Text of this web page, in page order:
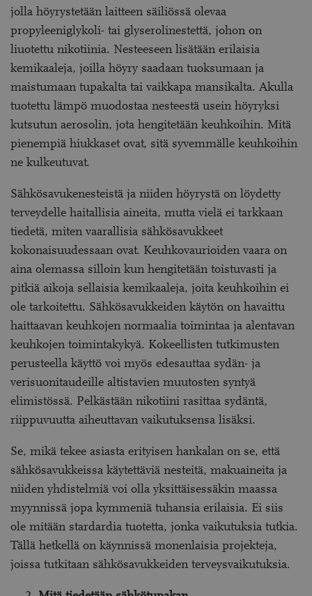
jolla höyrystetään laitteen säiliössä olevaa
propyleeniglykoli- tai glyserolinestettä, johon on
liuotettu nikotiinia. Nesteeseen lisätään erilaisia
kemikaaleja, joilla höyry saadaan tuoksumaan ja
maistumaan tupakalta tai vaikkapa mansikalta. Akulla
tuotettu lämpö muodostaa nesteestä usein höyryksi
kutsutun aerosolin, jota hengitetään keuhkoihin. Mitä
pienempiä hiukkaset ovat, sitä syvemmälle keuhkoihin
ne kulkeutuvat.
Sähkösavukenesteistä ja niiden höyrystä on löydetty
terveydelle haitallisia aineita, mutta vielä ei tarkkaan
tiedetä, miten vaarallisia sähkösavukkeet
kokonaisuudessaan ovat. Keuhkovaurioiden vaara on
aina olemassa silloin kun hengitetään toistuvasti ja
pitkiä aikoja sellaisia kemikaaleja, joita keuhkoihin ei
ole tarkoitettu. Sähkösavukkeiden käytön on havaittu
haittaavan keuhkojen normaalia toimintaa ja alentavan
keuhkojen toimintakykyä. Kokeellisten tutkimusten
perusteella käyttö voi myös edesauttaa sydän- ja
verisuonitaudeille altistavien muutosten syntyä
elimistössä. Pelkästään nikotiini rasittaa sydäntä,
riippuvuutta aiheuttavan vaikutuksensa lisäksi.
Se, mikä tekee asiasta erityisen hankalan on se, että
sähkösavukkeissa käytettäviä nesteitä, makuaineita ja
niiden yhdistelmiä voi olla yksittäisessäkin maassa
myynnissä jopa kymmeniä tuhansia erilaisia. Ei siis
ole mitään stardardia tuotetta, jonka vaikutuksia tutkia.
Tällä hetkellä on käynnissä monenlaisia projekteja,
joissa tutkitaan sähkösavukkeiden terveysvaikutuksia.